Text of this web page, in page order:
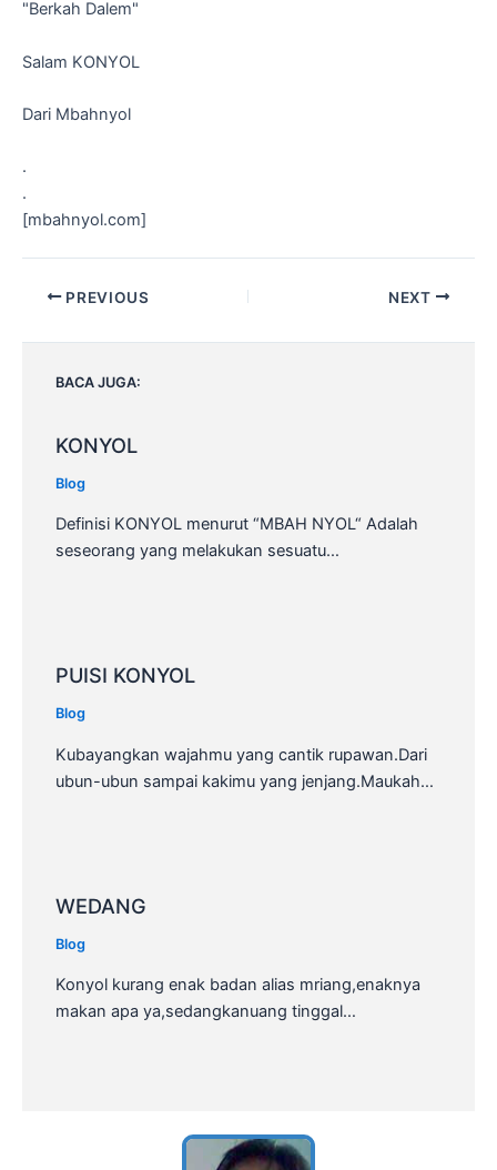
"Berkah Dalem"
Salam KONYOL
Dari Mbahnyol
.
.
[mbahnyol.com]
Post PREVIOUS NEXT
BACA JUGA:
KONYOL
Blog
Definisi KONYOL menurut “MBAH NYOL“ Adalah
seseorang yang melakukan sesuatu…
PUISI KONYOL
Blog
Kubayangkan wajahmu yang cantik rupawan.Dari
ubun-ubun sampai kakimu yang jenjang.Maukah…
WEDANG
Blog
Konyol kurang enak badan alias mriang,enaknya
makan apa ya,sedangkanuang tinggal…